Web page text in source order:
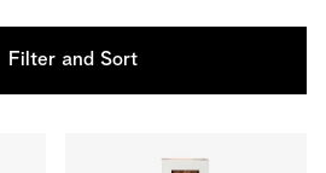
Filter and Sort